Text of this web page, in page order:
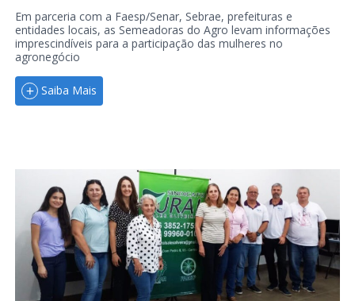
Em parceria com a Faesp/Senar, Sebrae, prefeituras e
entidades locais, as Semeadoras do Agro levam informações
imprescindíveis para a participação das mulheres no
agronegócio
Saiba Mais